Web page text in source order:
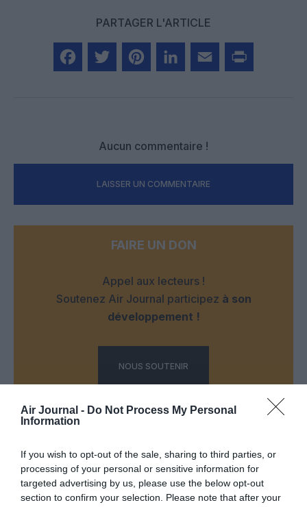
Air Journal - Do Not Process My Personal
Information
If you wish to opt-out of the sale, sharing to third parties, or
processing of your personal or sensitive information for
targeted advertising by us, please use the below opt-out
section to confirm your selection. Please note that after your
PARTAGER L'ARTICLE
Aucun commentaire !
LAISSER UN COMMENTAIRE
FAIRE UN DON
Appel aux lecteurs !
Soutenez Air Journal participez à son
développement !
NOUS SOUTENIR
DERNIERS COMMENTAIRES